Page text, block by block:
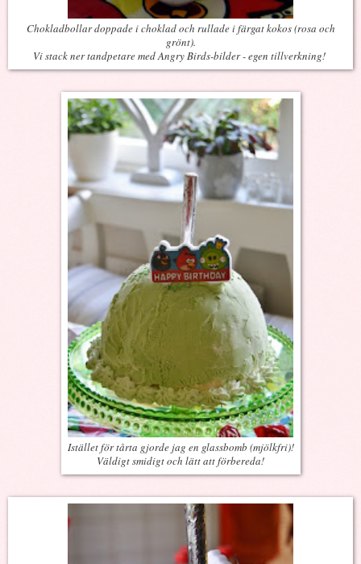
Chokladbollar doppade i choklad och rullade i färgat kokos (rosa och
grönt).
Vi stack ner tandpetare med Angry Birds-bilder - egen tillverkning!
Istället för tårta gjorde jag en glassbomb (mjölkfri)!
Väldigt smidigt och lätt att förbereda!